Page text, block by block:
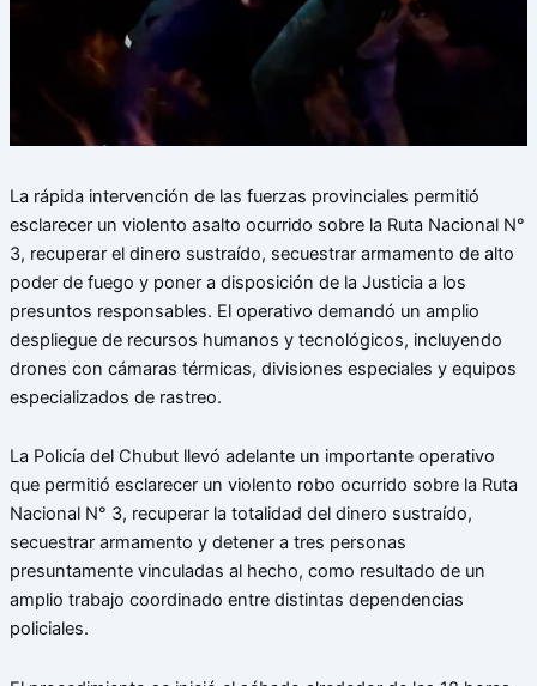
La rápida intervención de las fuerzas provinciales permitió
esclarecer un violento asalto ocurrido sobre la Ruta Nacional N°
3, recuperar el dinero sustraído, secuestrar armamento de alto
poder de fuego y poner a disposición de la Justicia a los
presuntos responsables. El operativo demandó un amplio
despliegue de recursos humanos y tecnológicos, incluyendo
drones con cámaras térmicas, divisiones especiales y equipos
especializados de rastreo.
La Policía del Chubut llevó adelante un importante operativo
que permitió esclarecer un violento robo ocurrido sobre la Ruta
Nacional N° 3, recuperar la totalidad del dinero sustraído,
secuestrar armamento y detener a tres personas
presuntamente vinculadas al hecho, como resultado de un
amplio trabajo coordinado entre distintas dependencias
policiales.